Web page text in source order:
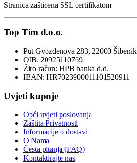
Stranica zaštićena SSL certifikatom
Top Tim d.o.o.
Put Gvozdenova 283, 22000 Šibenik
OIB: 20925110769
Žiro račun: HPB banka d.d.
IBAN: HR7023900011101520911
Uvjeti kupnje
Opći uvjeti poslovanja
Zaštita Privatnosti
Informacije o dostavi
O Nama
Česta pitanja (FAQ)
Kontaktirajte nas